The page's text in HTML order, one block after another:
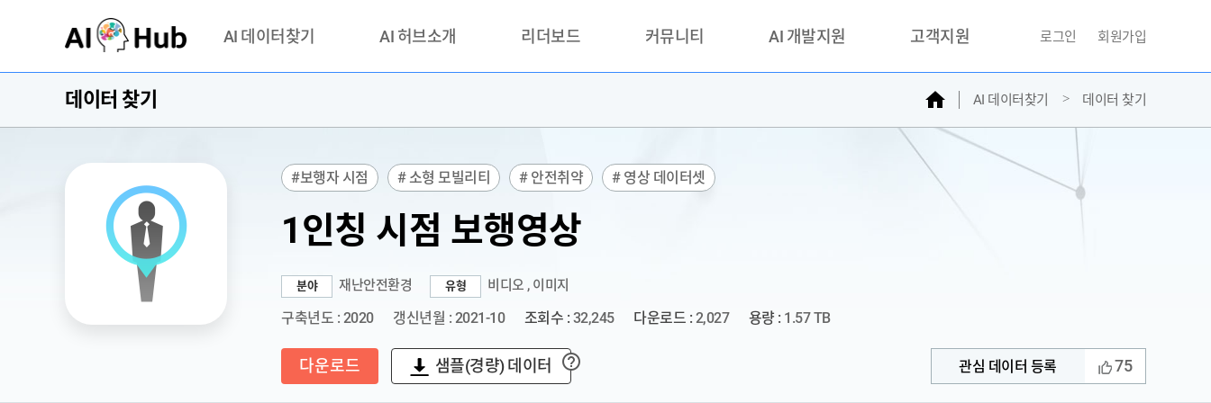
AI 데이터찾기
기관 제공 데이터
AI 허브 오픈 API
AI 허브소개
안심존이란?
이용정책
리더보드 커뮤니티
활용성과 우수사례
품질가이드
AI 개발지원 고객지원
문의하기
자주찾는질문
민원접수
AI데이터등록신청
로그인 회원가입
데이터 찾기 홈 AI 데이터찾기 데이터 찾기
#보행자 시점 # 소형 모빌리티 # 안전취약 # 영상 데이터셋
1인칭 시점 보행영상
분야 재난안전환경 유형 비디오 , 이미지
구축년도 : 2020 갱신년월 : 2021-10 조회수 : 32,245 다운로드 : 2,027 용량 : 1.57 TB
다운로드 샘플(경량) 데이터 ? 관심 데이터 등록 75